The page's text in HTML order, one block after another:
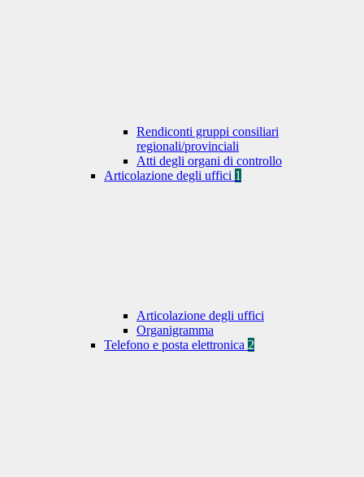
Rendiconti gruppi consiliari
regionali/provinciali
Atti degli organi di controllo
Articolazione degli uffici 1
Articolazione degli uffici
Organigramma
Telefono e posta elettronica 2